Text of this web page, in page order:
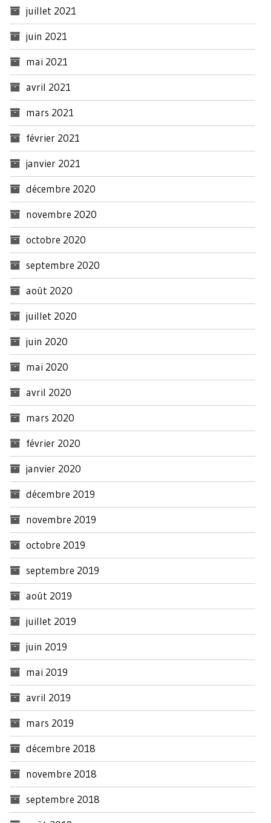
juillet 2021
juin 2021
mai 2021
avril 2021
mars 2021
février 2021
janvier 2021
décembre 2020
novembre 2020
octobre 2020
septembre 2020
août 2020
juillet 2020
juin 2020
mai 2020
avril 2020
mars 2020
février 2020
janvier 2020
décembre 2019
novembre 2019
octobre 2019
septembre 2019
août 2019
juillet 2019
juin 2019
mai 2019
avril 2019
mars 2019
décembre 2018
novembre 2018
septembre 2018